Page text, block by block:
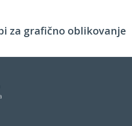
za grafično oblikovanje